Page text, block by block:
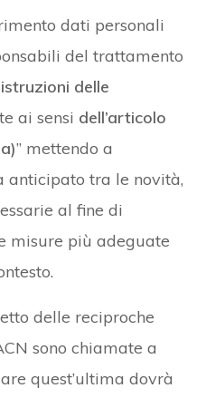
dati personali
del trattamento
delle
ai sensi dell’articolo
” mettendo a
anticipato tra le novità,
al fine di
misure più adeguate
delle reciproche
sono chiamate a
quest’ultima dovrà